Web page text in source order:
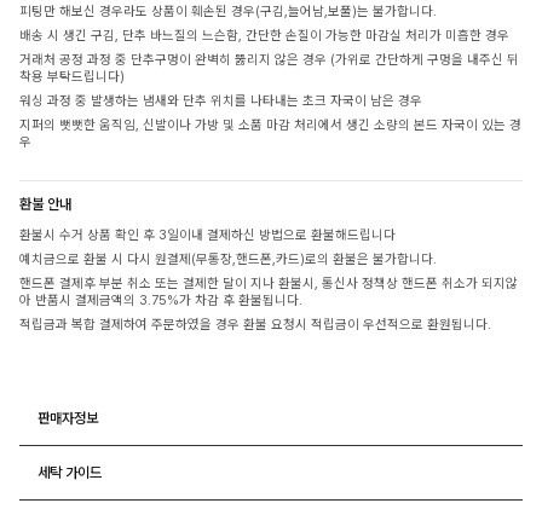
피팅만 해보신 경우라도 상품이 훼손된 경우(구김,늘어남,보풀)는 불가합니다.
배송 시 생긴 구김, 단추 바느질의 느슨함, 간단한 손질이 가능한 마감실 처리가 미흡한 경우
거래처 공정 과정 중 단추구멍이 완벽히 뚫리지 않은 경우 (가위로 간단하게 구멍을 내주신 뒤
착용 부탁드립니다)
워싱 과정 중 발생하는 냄새와 단추 위치를 나타내는 초크 자국이 남은 경우
지퍼의 뻣뻣한 움직임, 신발이나 가방 및 소품 마감 처리에서 생긴 소량의 본드 자국이 있는 경
우
환불 안내
환불시 수거 상품 확인 후 3일이내 결제하신 방법으로 환불해드립니다
예치금으로 환불 시 다시 원결제(무통장,핸드폰,카드)로의 환불은 불가합니다.
핸드폰 결제후 부분 취소 또는 결제한 달이 지나 환불시, 통신사 정책상 핸드폰 취소가 되지않
아 반품시 결제금액의 3.75%가 차감 후 환불됩니다.
적립금과 복합 결제하여 주문하였을 경우 환불 요청시 적립금이 우선적으로 환원됩니다.
판매자정보
세탁 가이드